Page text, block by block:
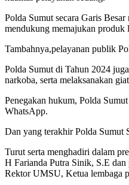
Polda Sumut secara Garis
mendukung memajukan produk
Tambahnya,pelayanan publik
Polda Sumut di Tahun 2024
narkoba, serta melaksanakan
Penegakan hukum, Polda
WhatsApp.
Dan yang terakhir Polda Sumut
Turut serta menghadiri dalam
H Farianda Putra Sinik, S.E
Rektor UMSU, Ketua lembaga